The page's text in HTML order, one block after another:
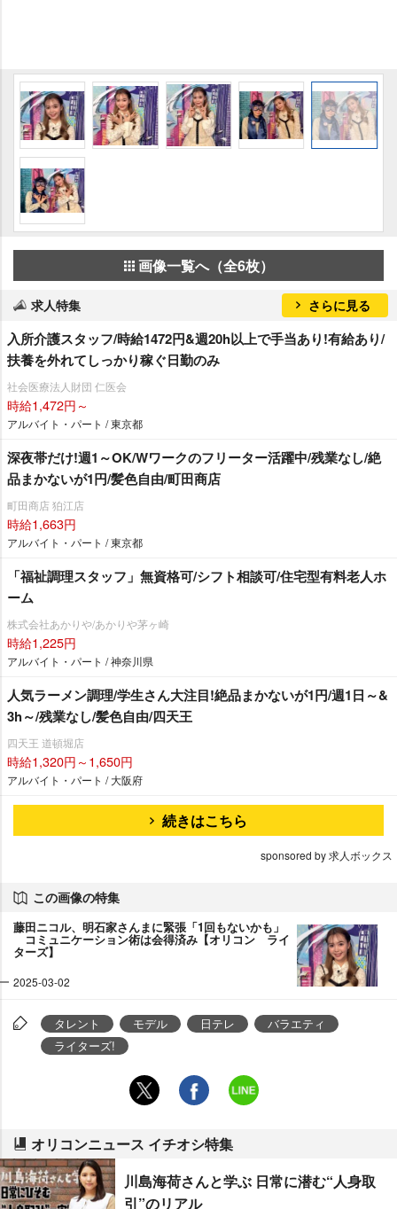
画像一覧へ（全6枚）
求人特集 さらに見る
入所介護スタッフ/時給1472円&週20h以上で手当あり!有給あり/
扶養を外れてしっかり稼ぐ日勤のみ
社会医療法人財団 仁医会
時給1,472円～
アルバイト・パート / 東京都
深夜帯だけ!週1～OK/Wワークのフリーター活躍中/残業なし/絶
品まかないが1円/髪色自由/町田商店
町田商店 狛江店
時給1,663円
アルバイト・パート / 東京都
「福祉調理スタッフ」無資格可/シフト相談可/住宅型有料老人ホ
ーム
株式会社あかりや/あかりや茅ヶ崎
時給1,225円
アルバイト・パート / 神奈川県
人気ラーメン調理/学生さん大注目!絶品まかないが1円/週1日～&
3h～/残業なし/髪色自由/四天王
四天王 道頓堀店
時給1,320円～1,650円
アルバイト・パート / 大阪府
続きはこちら
sponsored by 求人ボックス
この画像の特集
藤田ニコル、明石家さんまに緊張「1回もないかも」
コミュニケーション術は会得済み【オリコン ライ
ターズ】
2025-03-02
タレント モデル 日テレ
バラエティ
ライターズ!
オリコンニュース イチオシ特集
川島海荷さんと学ぶ 日常に潜む“人身取
引”のリアル